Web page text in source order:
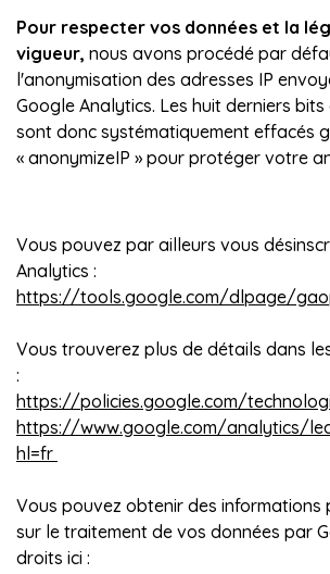
Pour respecter vos données et la
vigueur, nous avons procédé par
l'anonymisation des adresses IP
Google Analytics. Les huit derniers bits
sont donc systématiquement effacés
« anonymizeIP » pour protéger votre
Vous pouvez par ailleurs vous
Analytics :
https://tools.google.com/dlpage/
Vous trouverez plus de détails dans
:
https://policies.google.com/
https://www.google.com/analytics/
hl=fr
Vous pouvez obtenir des informations
sur le traitement de vos données par
droits ici :